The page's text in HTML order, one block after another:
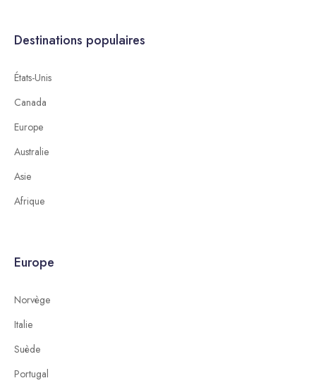
Destinations populaires
États-Unis
Canada
Europe
Australie
Asie
Afrique
Europe
Norvège
Italie
Suède
Portugal